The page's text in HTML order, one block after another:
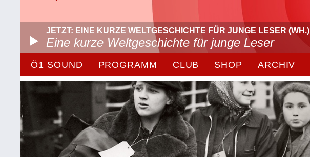
JETZT: EINE KURZE WELTGESCHICHTE FÜR JUNGE LESER (WH.)
Eine kurze Weltgeschichte für junge Leser
Ö1 SOUND PROGRAMM CLUB SHOP ARCHIV